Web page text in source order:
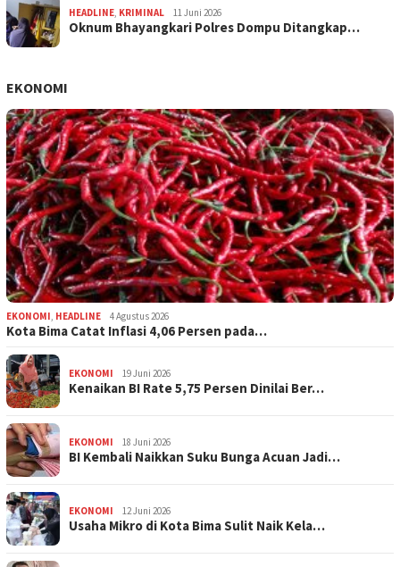
HEADLINE, KRIMINAL 11 Juni 2026
Oknum Bhayangkari Polres Dompu Ditangkap…
EKONOMI
EKONOMI, HEADLINE 4 Agustus 2026
Kota Bima Catat Inflasi 4,06 Persen pada…
EKONOMI 19 Juni 2026
Kenaikan BI Rate 5,75 Persen Dinilai Ber…
EKONOMI 18 Juni 2026
BI Kembali Naikkan Suku Bunga Acuan Jadi…
EKONOMI 12 Juni 2026
Usaha Mikro di Kota Bima Sulit Naik Kela…